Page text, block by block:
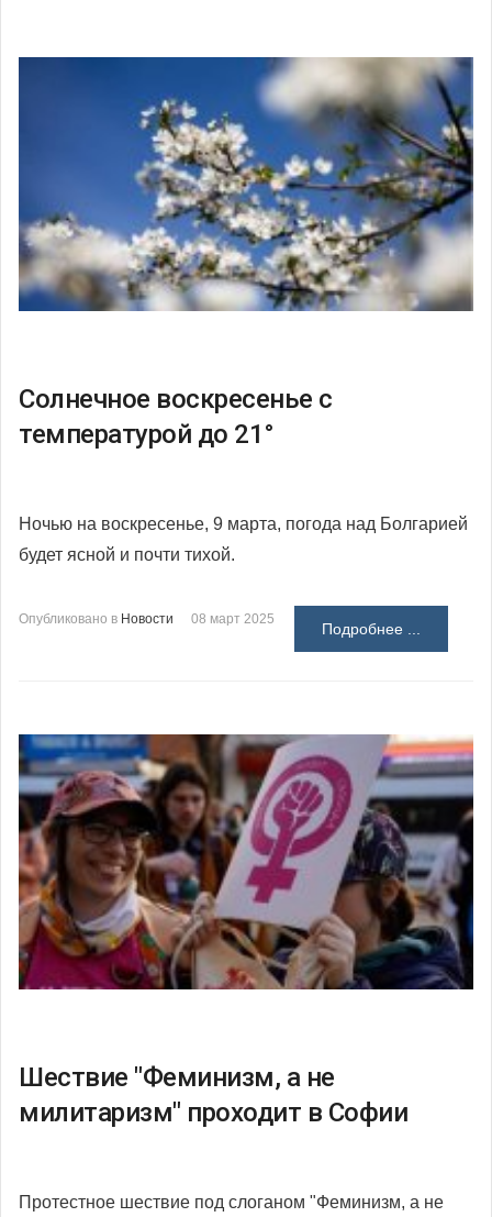
Солнечное воскресенье с
температурой до 21°
Ночью на воскресенье, 9 марта, погода над Болгарией
будет ясной и почти тихой.
Опубликовано в Новости 08 март 2025
Подробнее ...
Шествие "Феминизм, а не
милитаризм" проходит в Софии
Протестное шествие под слоганом "Феминизм, а не